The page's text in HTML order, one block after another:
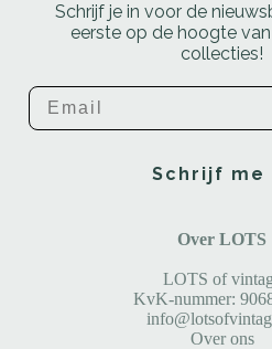
Schrijf je in voor de
eerste op de hoogte
collecties!
Email
Schrijf me
Over LOTS
LOTS of
KvK-nummer:
Over ons